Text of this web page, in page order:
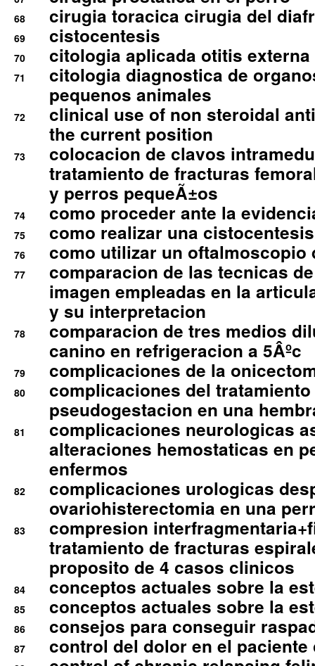
68 cirugia toracica cirugia del
69 cistocentesis
70 citologia aplicada otitis externa
71
citologia diagnostica de
pequenos animales
72
clinical use of non steroidal
the current position
73
colocacion de clavos
tratamiento de fracturas
y perros pequeÃ±os
74 como proceder ante la
75 como realizar una
76 como utilizar un oftalmoscopio
77
comparacion de las tecnicas
imagen empleadas en la
y su interpretacion
78
comparacion de tres medios
canino en refrigeracion a 5Âºc
79 complicaciones de la
80
complicaciones del
pseudogestacion en una
81
complicaciones neurologicas
alteraciones hemostaticas en
enfermos
82
complicaciones urologicas
ovariohisterectomia en una
83
compresion
tratamiento de fracturas
proposito de 4 casos clinicos
84 conceptos actuales sobre la
85 conceptos actuales sobre la
86 consejos para conseguir
87 control del dolor en el